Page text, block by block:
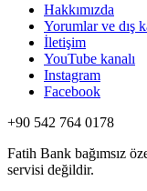
Hakkımızda
Yorumlar ve dış
İletişim
YouTube kanalı
Instagram
Facebook
+90 542 764 0178
Fatih Bank bağımsız
servisi değildir.